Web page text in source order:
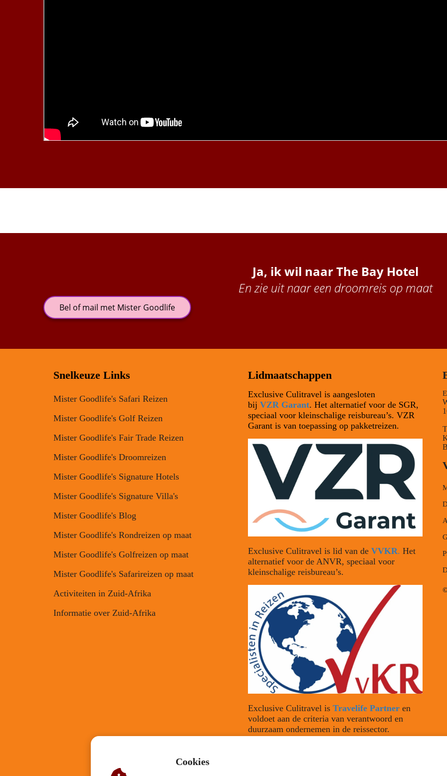
Ja, ik wil naar The Bay Hotel
En zie uit naar een droomreis op maat
Bel of mail met Mister Goodlife
Snelkeuze Links
Mister Goodlife's Safari Reizen
Mister Goodlife's Golf Reizen
Mister Goodlife's Fair Trade Reizen
Mister Goodlife's Droomreizen
Mister Goodlife's Signature Hotels
Mister Goodlife's Signature Villa's
Mister Goodlife's Blog
Mister Goodlife's Rondreizen op maat
Mister Goodlife's Golfreizen op maat
Mister Goodlife's Safarireizen op maat
Activiteiten in Zuid-Afrika
Informatie over Zuid-Afrika
Lidmaatschappen
Exclusive Culitravel is aangesloten
bij VZR Garant. Het alternatief voor de SGR,
speciaal voor kleinschalige reisbureau’s. VZR
Garant is van toepassing op pakketreizen.
Exclusive Culitravel is lid van de VVKR. Het
alternatief voor de ANVR, speciaal voor
kleinschalige reisbureau’s.
Exclusive Culitravel is Travelife Partner en
voldoet aan de criteria van verantwoord en
duurzaam ondernemen in de reissector.
Cookies